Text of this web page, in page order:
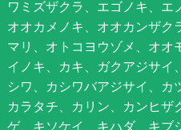
ワミズザクラ、エゴノキ、エ
オオカメノキ、オオカンザ
マリ、オトコヨウゾメ、オオ
イノキ、カキ、ガクアジサイ
シワ、カシワバアジサイ、カ
カラタチ、カリン、カンヒ
ゲ、キソケイ、キハダ、キブ